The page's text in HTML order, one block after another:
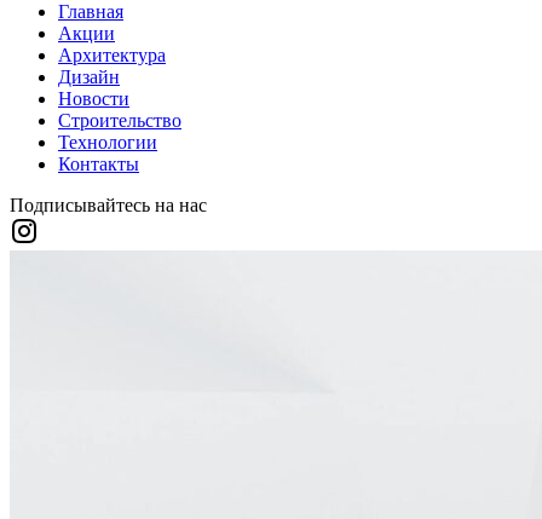
Главная
Акции
Архитектура
Дизайн
Новости
Строительство
Технологии
Контакты
Подписывайтесь на нас